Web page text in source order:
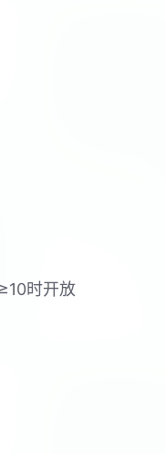
时开放